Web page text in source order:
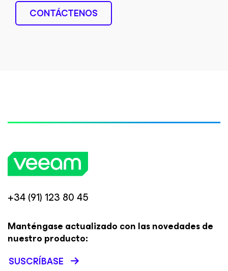
CONTÁCTENOS
+34 (91) 123 80 45
Manténgase actualizado con las novedades de
nuestro producto:
SUSCRÍBASE